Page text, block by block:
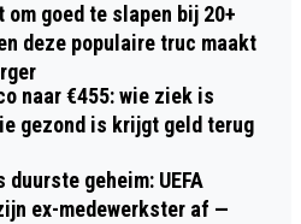
om goed te slapen bij 20+
deze populaire truc maakt
naar €455: wie ziek is
gezond is krijgt geld terug
geheim: UEFA
ex-medewerkster af —